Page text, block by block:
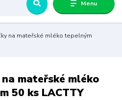
Menu
na mateřské mléko tepelným
na mateřské mléko
50 ks LACTTY